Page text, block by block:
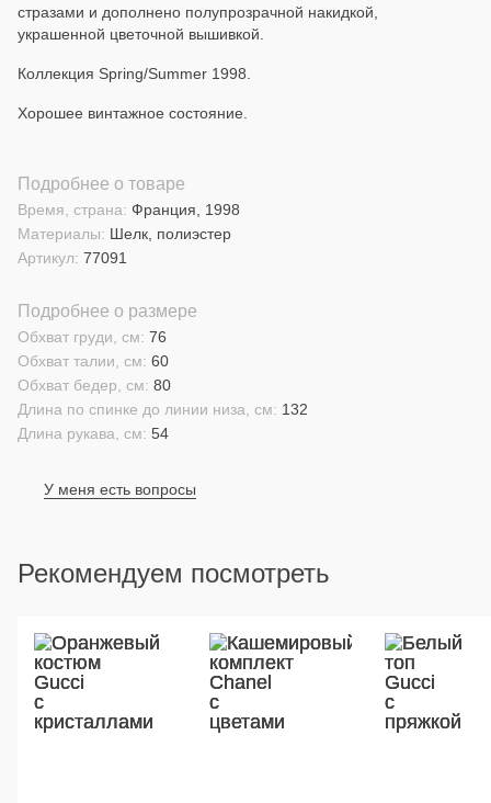
стразами и дополнено полупрозрачной накидкой,
украшенной цветочной вышивкой.
Коллекция Spring/Summer 1998.
Хорошее винтажное состояние.
Подробнее о товаре
Материалы: Шелк, полиэстер
Время, страна: Франция, 1998
Артикул: 77091
Подробнее о размере
Длина рукава, см: 54
Длина по спинке до линии низа, см: 132
Обхват бедер, см: 80
Обхват талии, см: 60
Обхват груди, см: 76
У меня есть вопросы
Рекомендуем посмотреть